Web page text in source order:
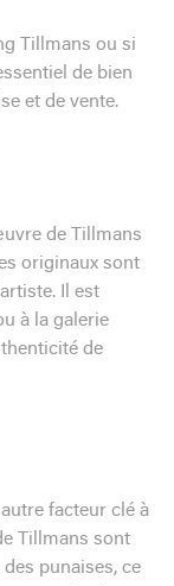
Tillmans ou si
de bien
et de vente.
de Tillmans
originaux sont
Il est
à la galerie
de
facteur clé à
Tillmans sont
punaises, ce